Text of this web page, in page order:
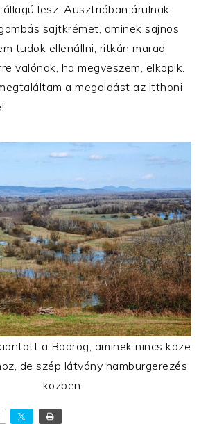
lesz. Ausztriában árulnak
sajtkrémet, aminek sajnos
tudok ellenállni, ritkán marad
valónak, ha megveszem, elkopik.
a megoldást az itthoni
a Bodrog, aminek nincs köze
de szép látvány hamburgerezés
közben